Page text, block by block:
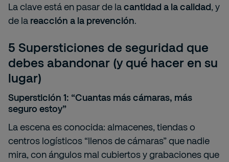
La clave está en pasar de lacantidad a la calidad, y
de la reacción a la prevención.
5 Supersticiones de seguridad que
debes abandonar (y qué hacer en su
lugar)
Superstición 1: “Cuantas más cámaras, más
seguro estoy”
La escena es conocida: almacenes, tiendas o
centros logísticos “llenos de cámaras” que nadie
mira, con ángulos mal cubiertos y grabaciones que